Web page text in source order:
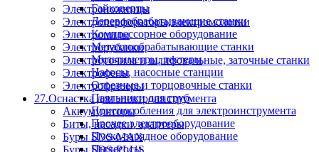
Электроножницы
Электроперфораторы,электромолотки
Электропилы
Электрорубанки
Электроточила и шлифовальные, заточные станки
Электрофены
Электрофрезеры
27.Оснастка для электроинструмента
Аккумуляторы
Биты, насадки, адаптеры
Буры SDS-MAX
Буры SDS-PLUS
Гайковерты
Деревообрабатывающие станки
Компрессорное оборудование
Металлообрабатывающие станки
Мультиметры, тестеры
Насосы, насосные станции
Отрезные и торцовочные станки
Паяльники для труб
Приспособления для электроинструмента
Прочее электрооборудование
Пуско-зарядное оборудование
Пылесосы